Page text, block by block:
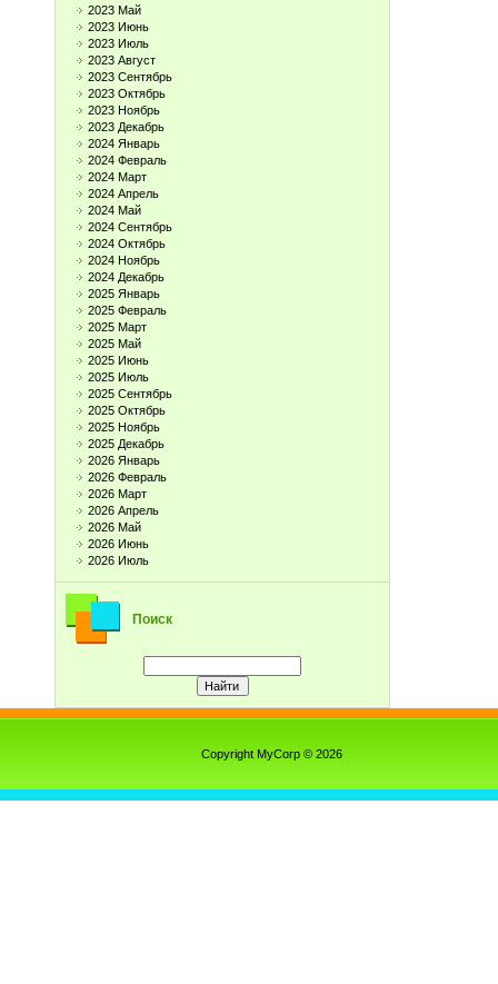
2023 Май
2023 Июнь
2023 Июль
2023 Август
2023 Сентябрь
2023 Октябрь
2023 Ноябрь
2023 Декабрь
2024 Январь
2024 Февраль
2024 Март
2024 Апрель
2024 Май
2024 Сентябрь
2024 Октябрь
2024 Ноябрь
2024 Декабрь
2025 Январь
2025 Февраль
2025 Март
2025 Май
2025 Июнь
2025 Июль
2025 Сентябрь
2025 Октябрь
2025 Ноябрь
2025 Декабрь
2026 Январь
2026 Февраль
2026 Март
2026 Апрель
2026 Май
2026 Июнь
2026 Июль
Поиск
Copyright MyCorp © 2026